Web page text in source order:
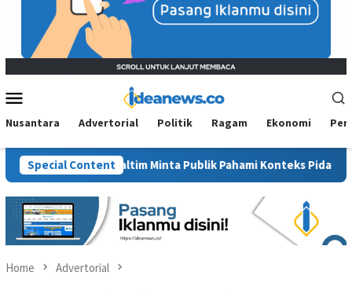
Menu
Nusantara Advertorial Politik Ragam Ekonomi
Special Content
PAN Kaltim Minta Publik Pahami Konteks Pidato Secara Utuh
Home Advertorial